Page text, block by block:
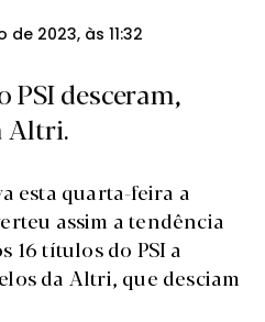
2023, às 11:32
PSI desceram,
Altri.
esta quarta-feira a
assim a tendência
16 títulos do PSI a
da Altri, que desciam